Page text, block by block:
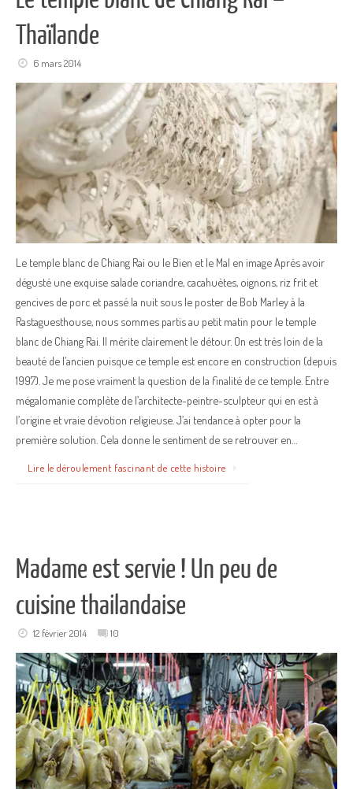
Thaïlande
6 mars 2014
Le temple blanc de Chiang Rai ou le Bien et le Mal en image Après avoir
dégusté une exquise salade coriandre, cacahuètes, oignons, riz frit et
gencives de porc et passé la nuit sous le poster de Bob Marley à la
Rastaguesthouse, nous sommes partis au petit matin pour le temple
blanc de Chiang Rai. Il mérite clairement le détour. On est très loin de la
beauté de l’ancien puisque ce temple est encore en construction (depuis
1997). Je me pose vraiment la question de la finalité de ce temple. Entre
mégalomanie complète de l’architecte-peintre-sculpteur qui en est à
l’origine et vraie dévotion religieuse. J’ai tendance à opter pour la
première solution. Cela donne le sentiment de se retrouver en…
Lire le déroulement fascinant de cette histoire
Madame est servie ! Un peu de
cuisine thailandaise
12 février 2014 10